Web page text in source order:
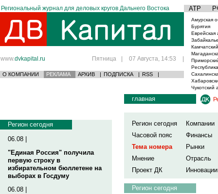
Региональный журнал для деловых кругов Дальнего Востока АТР
www.dvkapital.ru Пятница | 07 Августа, 14:53 |
О КОМПАНИИ РЕКЛАМА АРХИВ | ПОДПИСКА | RSS |
Амурская
Бурятия
Еврейская
Чукотский
Регион сегодня
06.08 |
"Единая Россия" получила
первую строку в
избирательном бюллетене на
выборах в Госдуму
06.08 |
главная
Регион сегодня
Компании
Часовой пояс
Финансы
Тема номера
Рынки
Мнение
Отрасль
Проект ДК
Инновации
Регион сегодня